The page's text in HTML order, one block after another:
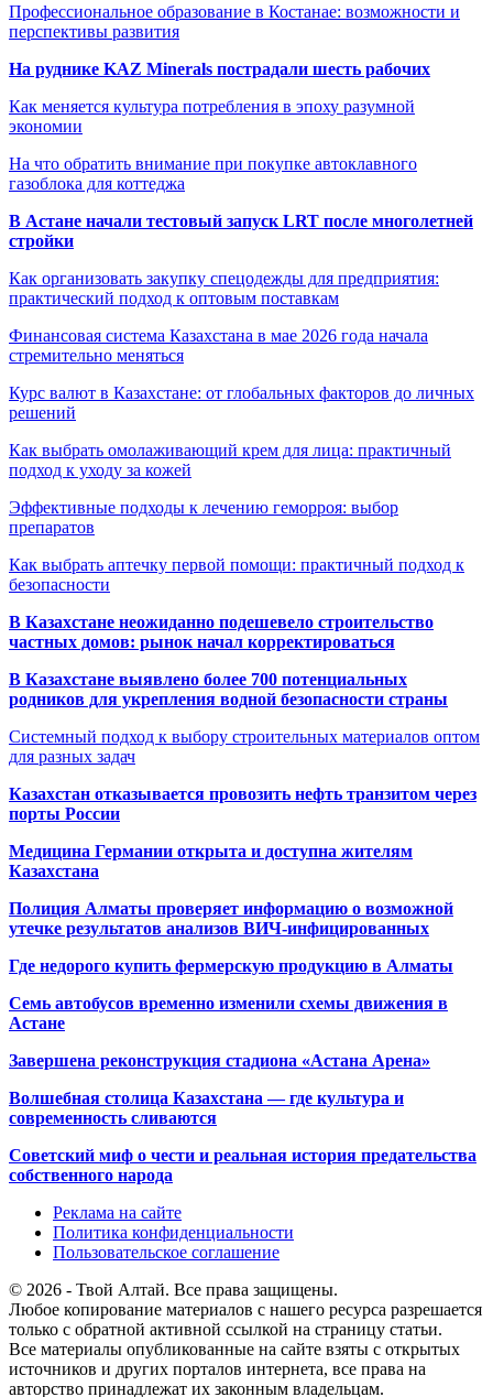
Профессиональное образование в Костанае: возможности и
перспективы развития
На руднике KAZ Minerals пострадали шесть рабочих
Как меняется культура потребления в эпоху разумной
экономии
На что обратить внимание при покупке автоклавного
газоблока для коттеджа
В Астане начали тестовый запуск LRT после многолетней
стройки
Как организовать закупку спецодежды для предприятия:
практический подход к оптовым поставкам
Финансовая система Казахстана в мае 2026 года начала
стремительно меняться
Курс валют в Казахстане: от глобальных факторов до личных
решений
Как выбрать омолаживающий крем для лица: практичный
подход к уходу за кожей
Эффективные подходы к лечению геморроя: выбор
препаратов
Как выбрать аптечку первой помощи: практичный подход к
безопасности
В Казахстане неожиданно подешевело строительство
частных домов: рынок начал корректироваться
В Казахстане выявлено более 700 потенциальных
родников для укрепления водной безопасности страны
Системный подход к выбору строительных материалов оптом
для разных задач
Казахстан отказывается провозить нефть транзитом через
порты России
Медицина Германии открыта и доступна жителям
Казахстана
Полиция Алматы проверяет информацию о возможной
утечке результатов анализов ВИЧ-инфицированных
Где недорого купить фермерскую продукцию в Алматы
Семь автобусов временно изменили схемы движения в
Астане
Завершена реконструкция стадиона «Астана Арена»
Волшебная столица Казахстана — где культура и
современность сливаются
Советский миф о чести и реальная история предательства
собственного народа
Реклама на сайте
Политика конфиденциальности
Пользовательское соглашение
© 2026 - Твой Алтай. Все права защищены.
Любое копирование материалов с нашего ресурса разрешается
только с обратной активной ссылкой на страницу статьи.
Все материалы опубликованные на сайте взяты с открытых
источников и других порталов интернета, все права на
авторство принадлежат их законным владельцам.